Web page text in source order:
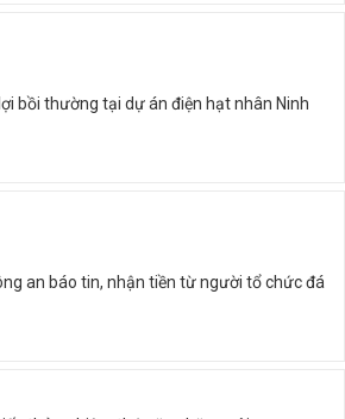
bồi thường tại dự án điện hạt nhân Ninh
an báo tin, nhận tiền từ người tổ chức đá